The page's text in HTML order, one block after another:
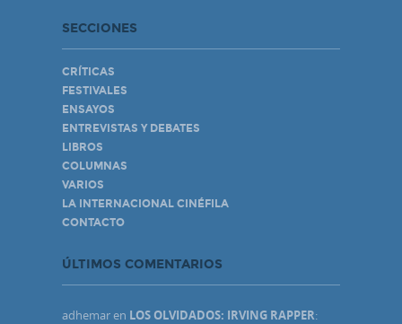
SECCIONES
CRÍTICAS
FESTIVALES
ENSAYOS
ENTREVISTAS Y DEBATES
LIBROS
COLUMNAS
VARIOS
LA INTERNACIONAL CINÉFILA
CONTACTO
ÚLTIMOS COMENTARIOS
adhemar en LOS OLVIDADOS: IRVING RAPPER: